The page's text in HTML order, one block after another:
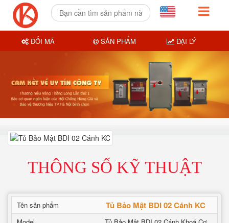
THÔNG SỐ KỸ THUẬT
Tên sản phẩm Tủ Bảo Mật BDI 02 Cánh KC
ĐỔI MÃ SẢN PHẨM ĐẠI LÝ